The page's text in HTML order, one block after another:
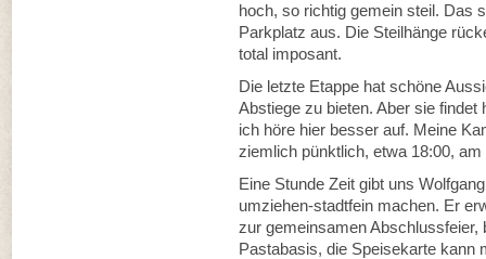
hoch, so richtig gemein steil. Das
Parkplatz aus. Die Steilhänge
total imposant.
Die letzte Etappe hat schöne
Abstiege zu bieten. Aber sie
ich höre hier besser auf. Meine
ziemlich pünktlich, etwa 18:00,
Eine Stunde Zeit gibt uns
umziehen-stadtfein machen. Er
zur gemeinsamen
Pastabasis, die Speisekarte kann